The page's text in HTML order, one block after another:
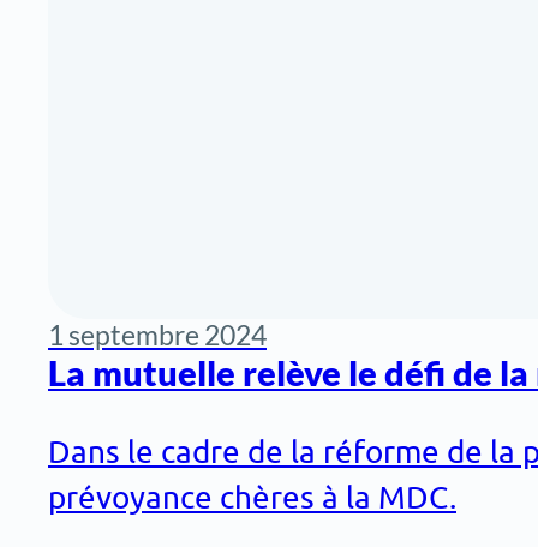
1 septembre 2024
La mutuelle relève le défi de
Dans le cadre de la réforme de
prévoyance chères à la MDC.